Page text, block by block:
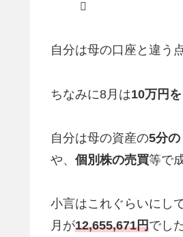
自分は母の口座と違う点
ちなみに8月は10万円
自分は母の資産の5分の
や、 個別株の売買等で
小言はこれぐらいにし
月が12,655,671円でし